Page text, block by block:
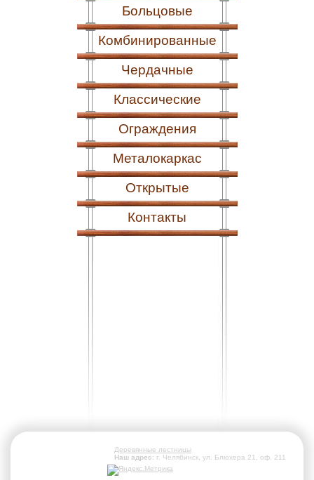
Больцовые
Комбинированные
Чердачные
Классические
Ограждения
Металокаркас
Открытые
Контакты
Деревянные лестницы
Наш адрес: г. Челябинск, ул. Блюхера 21, оф. 211